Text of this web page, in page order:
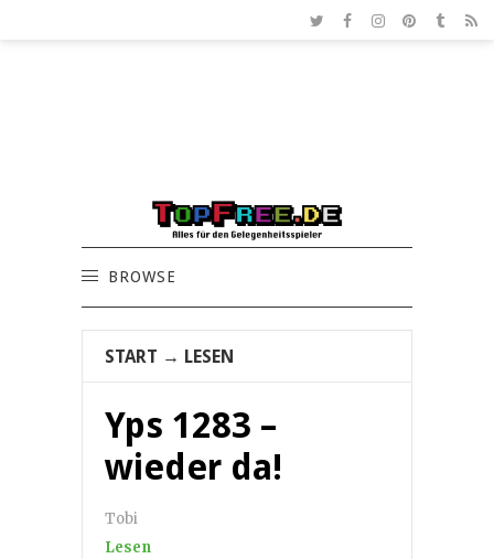
BROWSE
START → LESEN
Yps 1283 –
wieder da!
Tobi
Lesen